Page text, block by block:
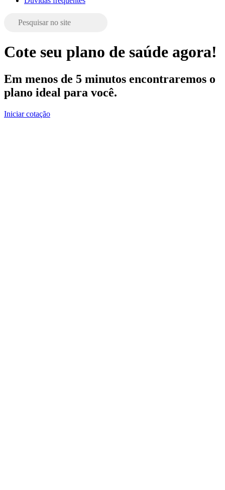
Cote seu plano de saúde agora!
Em menos de 5 minutos encontraremos o
plano ideal para você.
Iniciar cotação